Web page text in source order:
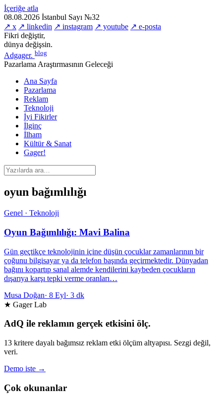
İçeriğe atla
08.08.2026 İstanbul Sayı №32
↗ x ↗ linkedin ↗ instagram ↗ youtube ↗ e-posta
Fikri değiştir,
dünya değişsin.
Adgager. blog
Pazarlama Araştırmasının Geleceği
Ana Sayfa
Pazarlama
Reklam
Teknoloji
İyi Fikirler
İlginç
İlham
Kültür & Sanat
Gager!
oyun bağımlılığı
Genel · Teknoloji
Oyun Bağımlılığı: Mavi Balina
Gün geçtikçe teknolojinin içine düşün çocuklar zamanlarının bir
çoğunu bilgisayar ya da telefon başında geçirmektedir. Dünyadan
bağını kopartıp sanal alemde kendilerini kaybeden çocukların
dışarıya karşı tepki verme oranları…
Musa Doğan· 8 Eyl· 3 dk
★ Gager Lab
AdQ ile reklamın gerçek etkisini ölç.
13 kritere dayalı bağımsız reklam etki ölçüm altyapısı. Sezgi değil,
veri.
Demo iste →
Çok okunanlar